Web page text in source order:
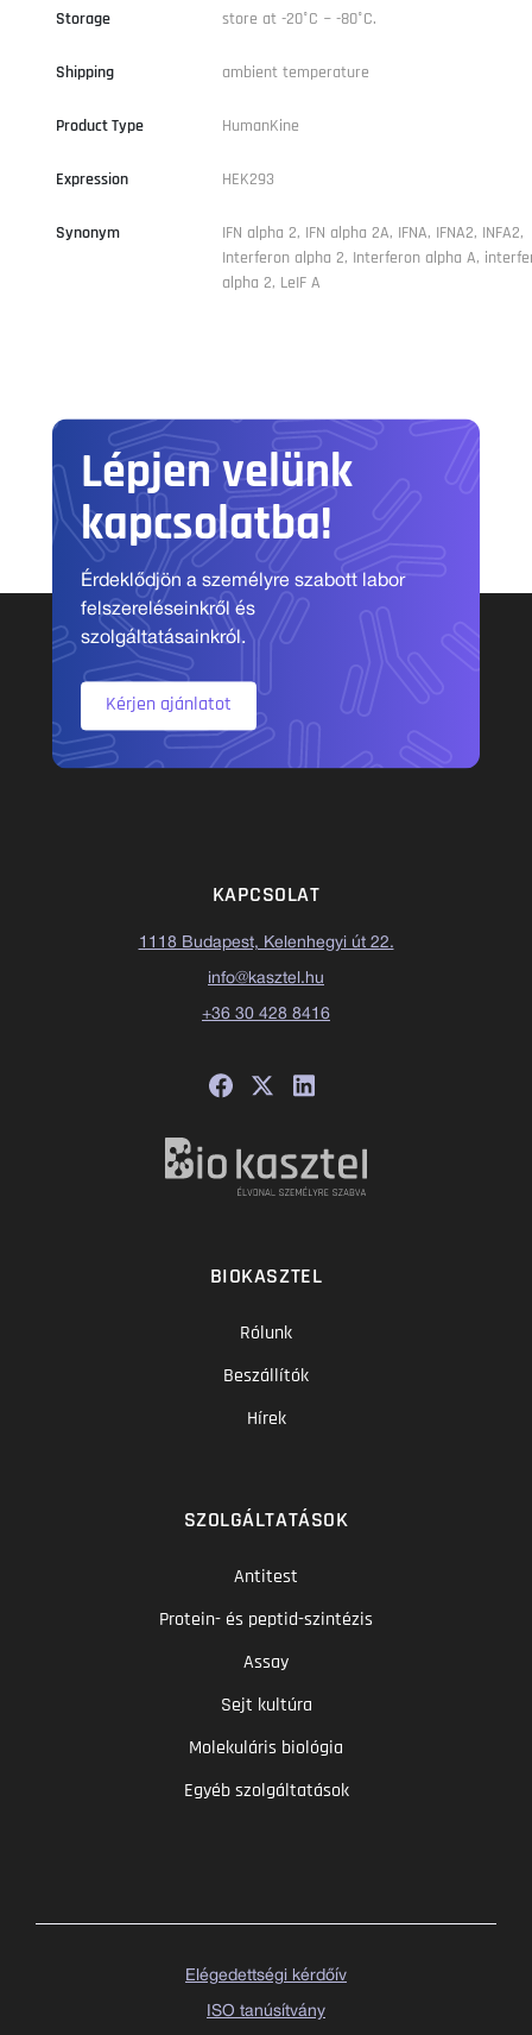
Storage store at -20°C ~ -80°C.
Shipping ambient temperature
Product Type HumanKine
Expression HEK293
Synonym
IFN alpha 2, IFN alpha 2A, IFNA, IFNA2, INFA2,
Interferon alpha 2, Interferon alpha A,
alpha 2, LeIF A
Lépjen velünk
kapcsolatba!
Érdeklődjön a személyre szabott labor
felszereléseinkről és
szolgáltatásainkról.
Kérjen ajánlatot
KAPCSOLAT
1118 Budapest, Kelenhegyi út 22.
info@kasztel.hu
+36 30 428 8416
BIOKASZTEL
Rólunk
Beszállítók
Hírek
SZOLGÁLTATÁSOK
Antitest
Protein- és peptid-szintézis
Assay
Sejt kultúra
Molekuláris biológia
Egyéb szolgáltatások
Elégedettségi kérdőív
ISO tanúsítvány